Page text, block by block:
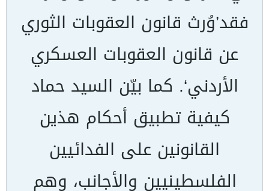
فقد’وُرث قانون العقوبات الثوري
عن قانون العقوبات العسكري
الأردني‘. كما بيّن السيد حماد
كيفية تطبيق أحكام هذين
القانونين على الفدائيين
الفلسطينيين والأجانب، وهم